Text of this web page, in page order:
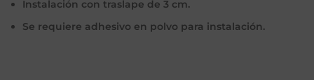
Instalación con traslape de 3 cm.
Se requiere adhesivo en polvo para instalación.